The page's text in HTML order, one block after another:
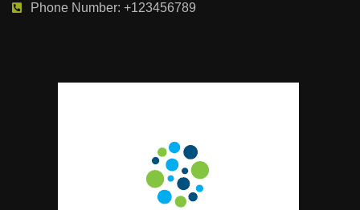
Phone Number: +123456789